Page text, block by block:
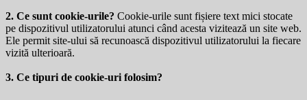
2. Ce sunt cookie-urile? Cookie-urile sunt fișiere text mici stocate
pe dispozitivul utilizatorului atunci când acesta vizitează un site web.
Ele permit site-ului să recunoască dispozitivul utilizatorului la fiecare
vizită ulterioară.
3. Ce tipuri de cookie-uri folosim?